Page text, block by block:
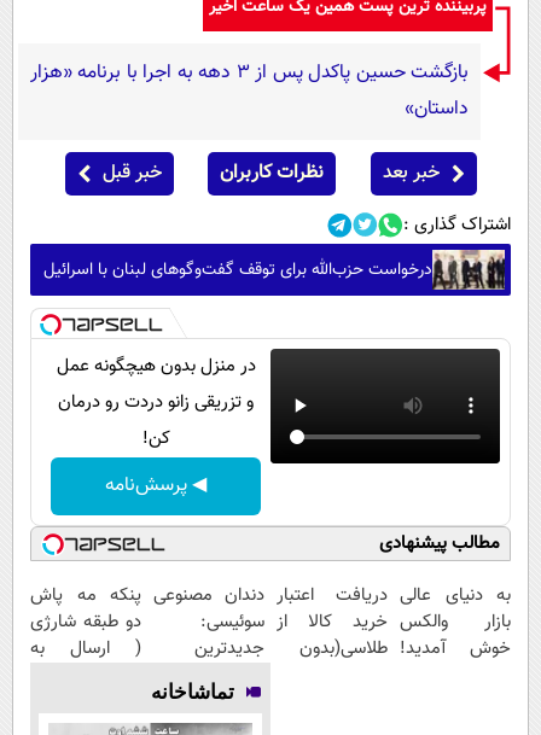
پربیننده ترین پست همین یک ساعت اخیر
بازگشت حسین پاکدل پس از ۳ دهه به اجرا با برنامه «هزار
داستان»
خبر بعد نظرات کاربران خبر قبل
اشتراک گذاری :
درخواست حزب‌الله برای توقف گفت‌وگوهای لبنان با اسرائیل
در منزل بدون هیچگونه عمل
و تزریقی زانو دردت رو درمان
کن!
◀ پرسش‌نامه
مطالب پیشنهادی
به دنیای عالی
بازار والکس
خوش آمدید!
دریافت اعتبار
خرید کالا از
طلاسی(بدون
دندان مصنوعی
سوئیسی:
جدیدترین
فناوری اروپا،
سبک و مقاوم |
پرداخت قسطی
پنکه مه پاش
دو طبقه شارژی
( ارسال به
تماشاخانه